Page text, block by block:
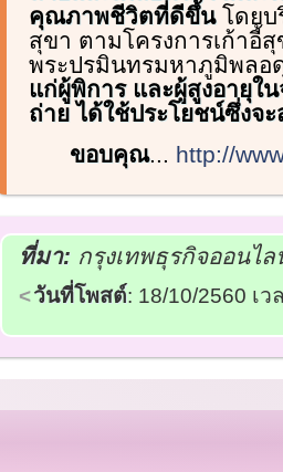
คุณภาพชีวิตที่ดีขึ้นโดยบ
สุขา ตามโครงการเก้าอี้
พระปรมินทรมหาภูมิพลอ
แก่ผู้พิการ และผู้สูงอายุใ
ถ่าย ได้ใช้ประโยชน์ซึ่งจ
ขอบคุณ... http://
ที่มา: กรุงเทพธุรกิจออน
วันที่โพสต์: 18/10/2560 เว